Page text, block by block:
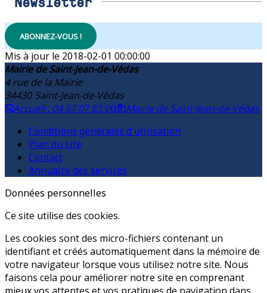
ABONNEZ-VOUS !
2018-02-01 00:00:00
Mairie de Saint-Jean-de-Védas
4 rue de la Mairie
34430 Saint-Jean-de-Védas
Accueil : 04 67 07 83 00
Mairie de Saint-Jean-de-Védas
Conditions générales d'utilisation
Plan du site
Contact
Annuaire des services
Données personnelles
Ce site utilise des cookies.
Les cookies sont des micro-fichiers contenant un
identifiant et créés automatiquement dans la mémoire de
votre navigateur lorsque vous utilisez notre site. Nous
faisons cela pour améliorer notre site en comprenant
mieux vos attentes et vos pratiques de navigation dans